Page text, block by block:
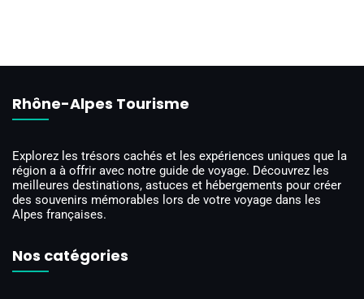
Rhône-Alpes Tourisme
Explorez les trésors cachés et les expériences uniques que la
région a à offrir avec notre guide de voyage. Découvrez les
meilleures destinations, astuces et hébergements pour créer
des souvenirs mémorables lors de votre voyage dans les
Alpes françaises.
Nos catégories